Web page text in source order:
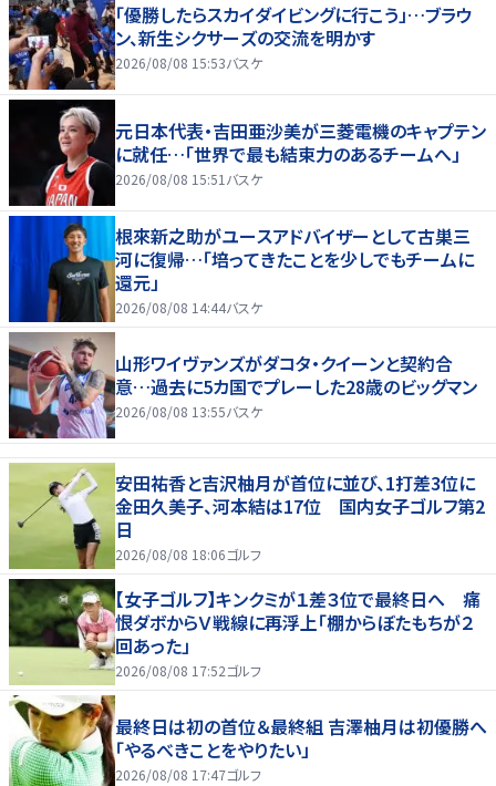
「優勝したらスカイダイビングに行こう」…ブラウ
ン、新生シクサーズの交流を明かす
2026/08/08 15:53バスケ
元日本代表・吉田亜沙美が三菱電機のキャプテン
に就任…「世界で最も結束力のあるチームへ」
2026/08/08 15:51 バスケ
根來新之助がユースアドバイザーとして古巣三
河に復帰…「培ってきたことを少しでもチームに
還元」
2026/08/08 14:44バスケ
山形ワイヴァンズがダコタ・クイーンと契約合
意…過去に5カ国でプレーした28歳のビッグマン
2026/08/08 13:55バスケ
安田祐香と吉沢柚月が首位に並び、1打差3位に
金田久美子、河本結は17位 国内女子ゴルフ第2
日
2026/08/08 18:06ゴルフ
【女子ゴルフ】キンクミが１差３位で最終日へ 痛
恨ダボからＶ戦線に再浮上「棚からぼたもちが２
回あった」
2026/08/08 17:52ゴルフ
最終日は初の首位＆最終組 吉澤柚月は初優勝へ
「やるべきことをやりたい」
2026/08/08 17:47ゴルフ